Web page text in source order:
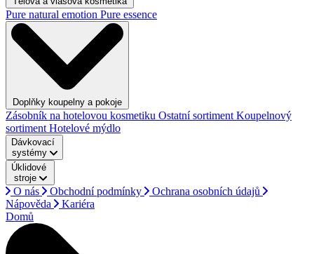
Pure natural emotion Pure essence
Doplňky koupelny a pokoje
Zásobník na hotelovou kosmetiku Ostatní sortiment Koupelnový
sortiment Hotelové mýdlo
Dávkovací
systémy
Úklidové
stroje
O nás Obchodní podmínky
Ochrana osobních údajů
Nápověda
Kariéra
Domů